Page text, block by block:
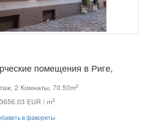
помещения в Риге,
2 Комнаты, 70.50m2
3656.03 EUR / m2
в фавориты